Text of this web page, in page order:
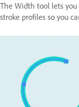
The Width tool lets
stroke profiles so you